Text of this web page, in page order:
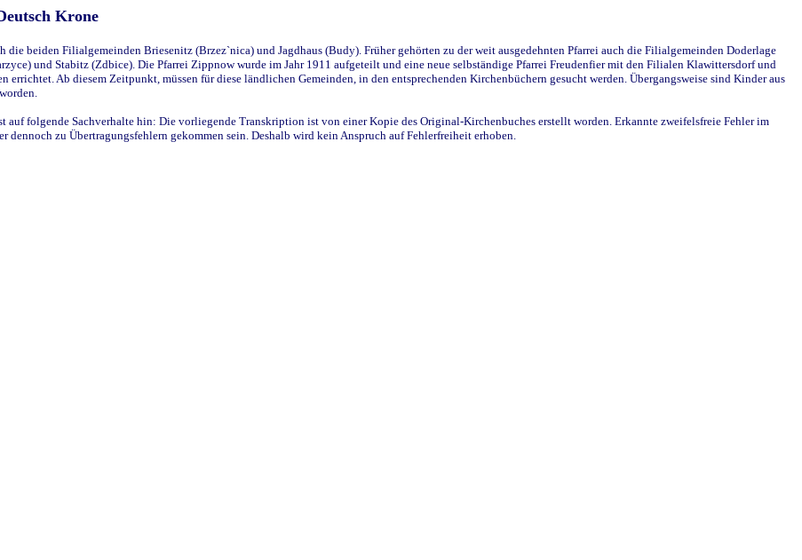
Krone
beiden Filialgemeinden Briesenitz (Brzez`nica) und Jagdhaus (Budy). Früher gehörten zu der weit ausgedehnten Pfarrei auch die Filialgemeinden Doderlage
und Stabitz (Zdbice). Die Pfarrei Zippnow wurde im Jahr 1911 aufgeteilt und eine neue selbständige Pfarrei Freudenfier mit den Filialen Klawittersdorf und
Ab diesem Zeitpunkt, müssen für diese ländlichen Gemeinden, in den entsprechenden Kirchenbüchern gesucht werden. Übergangsweise sind Kinder aus
auf folgende Sachverhalte hin: Die vorliegende Transkription ist von einer Kopie des Original-Kirchenbuches erstellt worden. Erkannte zweifelsfreie Fehler im
zu Übertragungsfehlern gekommen sein. Deshalb wird kein Anspruch auf Fehlerfreiheit erhoben.